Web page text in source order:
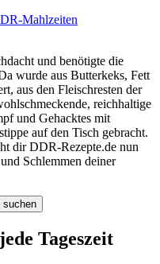
und benötigte die
wurde aus Butterkeks, Fett
aus den Fleischresten der
reichhaltige
und Gehacktes mit
auf den Tisch gebracht.
dir DDR-Rezepte.de nun
Schlemmen deiner
Tageszeit